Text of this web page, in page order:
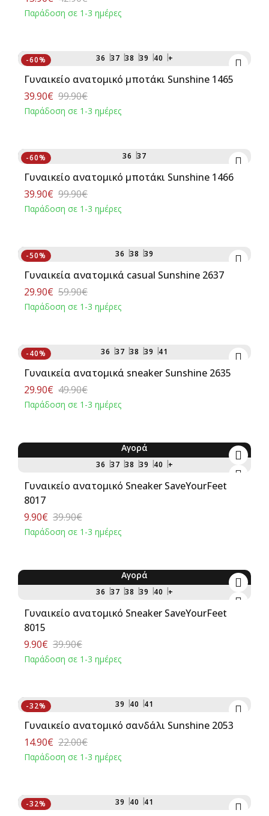
Παράδοση σε 1-3 ημέρες
-60% 36 37 38 39 40 +
Γυναικείο ανατομικό μποτάκι Sunshine 1465
39.90€ 99.90€
Παράδοση σε 1-3 ημέρες
-60% 36 37
Γυναικείο ανατομικό μποτάκι Sunshine 1466
39.90€ 99.90€
Παράδοση σε 1-3 ημέρες
-50% 36 38 39
Γυναικεία ανατομικά casual Sunshine 2637
29.90€ 59.90€
Παράδοση σε 1-3 ημέρες
-40% 36 37 38 39 41
Γυναικεία ανατομικά sneaker Sunshine 2635
29.90€ 49.90€
Παράδοση σε 1-3 ημέρες
36 37 38 39 40 +
Αγορά
Γυναικείο ανατομικό Sneaker SaveYourFeet
8017
9.90€ 39.90€
Παράδοση σε 1-3 ημέρες
36 37 38 39 40 +
Αγορά
Γυναικείο ανατομικό Sneaker SaveYourFeet
8015
9.90€ 39.90€
Παράδοση σε 1-3 ημέρες
-32% 39 40 41
Γυναικείο ανατομικό σανδάλι Sunshine 2053
14.90€ 22.00€
Παράδοση σε 1-3 ημέρες
-32% 39 40 41